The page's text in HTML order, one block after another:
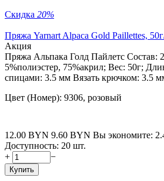
Скидка 20%
Пряжа Yarnart Alpaca Gold Paillettes,
Aкция
Пряжа Альпака Голд Пайлетс Состав:
5%полиэстер, 75%акрил; Вес: 50г;
спицами: 3.5 мм Вязать крючком: 3.5
Цвет (Номер): 9306, розовый
12.00 BYN 9.60 BYN Вы экономите:
Доступность: 20 шт.
+
−
Купить